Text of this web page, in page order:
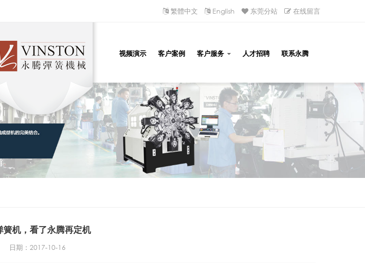
繁體中文 English 东莞分站 在线留言
视频演示 客户案例 客户服务 人才招聘 联系永腾
簧机，看了永腾再定机
日期：2017-10-16